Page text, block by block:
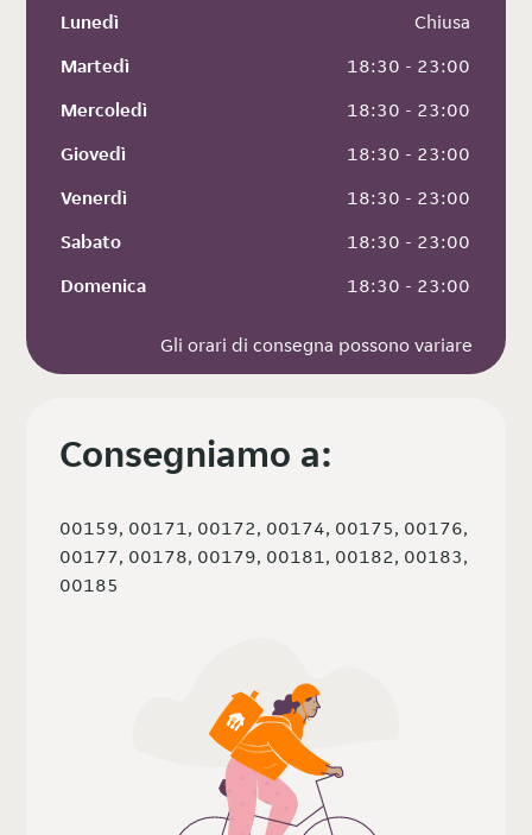
Lunedì
Chiusa
Martedì
18:30 - 23:00
Mercoledì
18:30 - 23:00
Giovedì
18:30 - 23:00
Venerdì
18:30 - 23:00
Sabato
18:30 - 23:00
Domenica
18:30 - 23:00
Gli orari di consegna possono variare
Consegniamo a:
00159, 00171, 00172, 00174, 00175, 00176,
00177, 00178, 00179, 00181, 00182, 00183,
00185